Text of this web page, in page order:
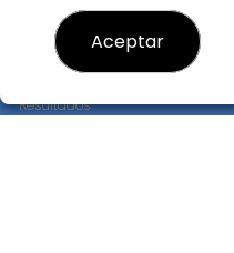
ADMINISTRACIÓN EL
¿Quiénes somos?
Resultados
Aceptar